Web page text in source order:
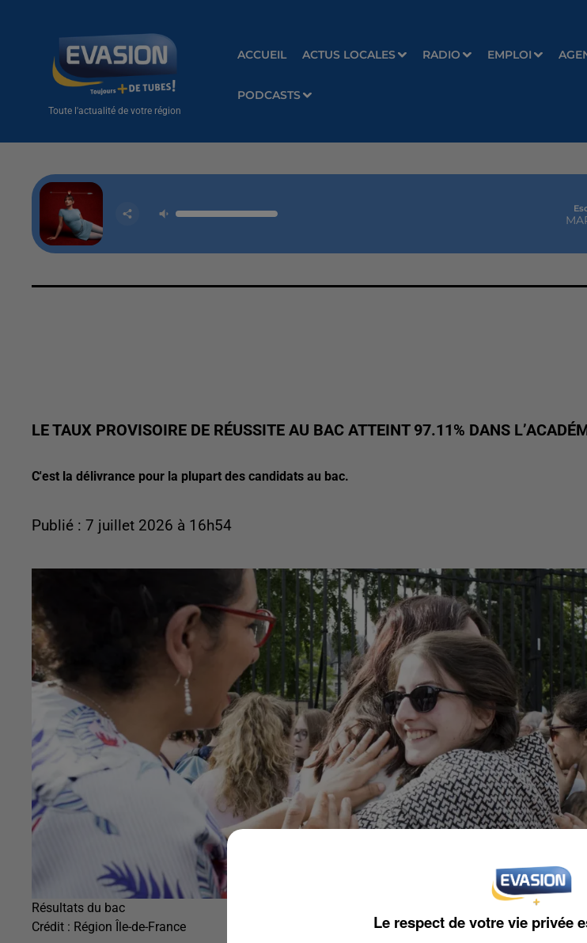
Toute l'actualité de votre région
ACCUEIL ACTUS LOCALES RADIO EMPLOI
PODCASTS
LE TAUX PROVISOIRE DE RÉUSSITE AU BAC ATTEINT 97.11% DANS
C'est la délivrance pour la plupart des candidats au bac.
Publié : 7 juillet 2026 à 16h54
Résultats du bac
Crédit : Région Île-de-France Le respect de votre vie privée